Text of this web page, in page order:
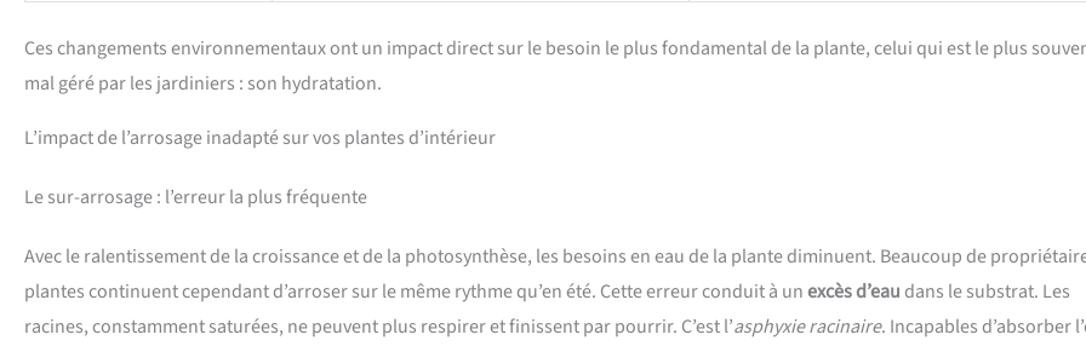
Ces changements environnementaux ont un impact direct sur le besoin le plus fondamental de la plante, celui qui est le plus
mal géré par les jardiniers : son hydratation.
L’impact de l’arrosage inadapté sur vos plantes d’intérieur
Le sur-arrosage : l’erreur la plus fréquente
Avec le ralentissement de la croissance et de la photosynthèse, les besoins en eau de la plante diminuent. Beaucoup de
plantes continuent cependant d’arroser sur le même rythme qu’en été. Cette erreur conduit à unexcès d’eaudans le substrat. Les
racines, constamment saturées, ne peuvent plus respirer et finissent par pourrir. C’est l’asphyxie racinaire. Incapables d’absorber